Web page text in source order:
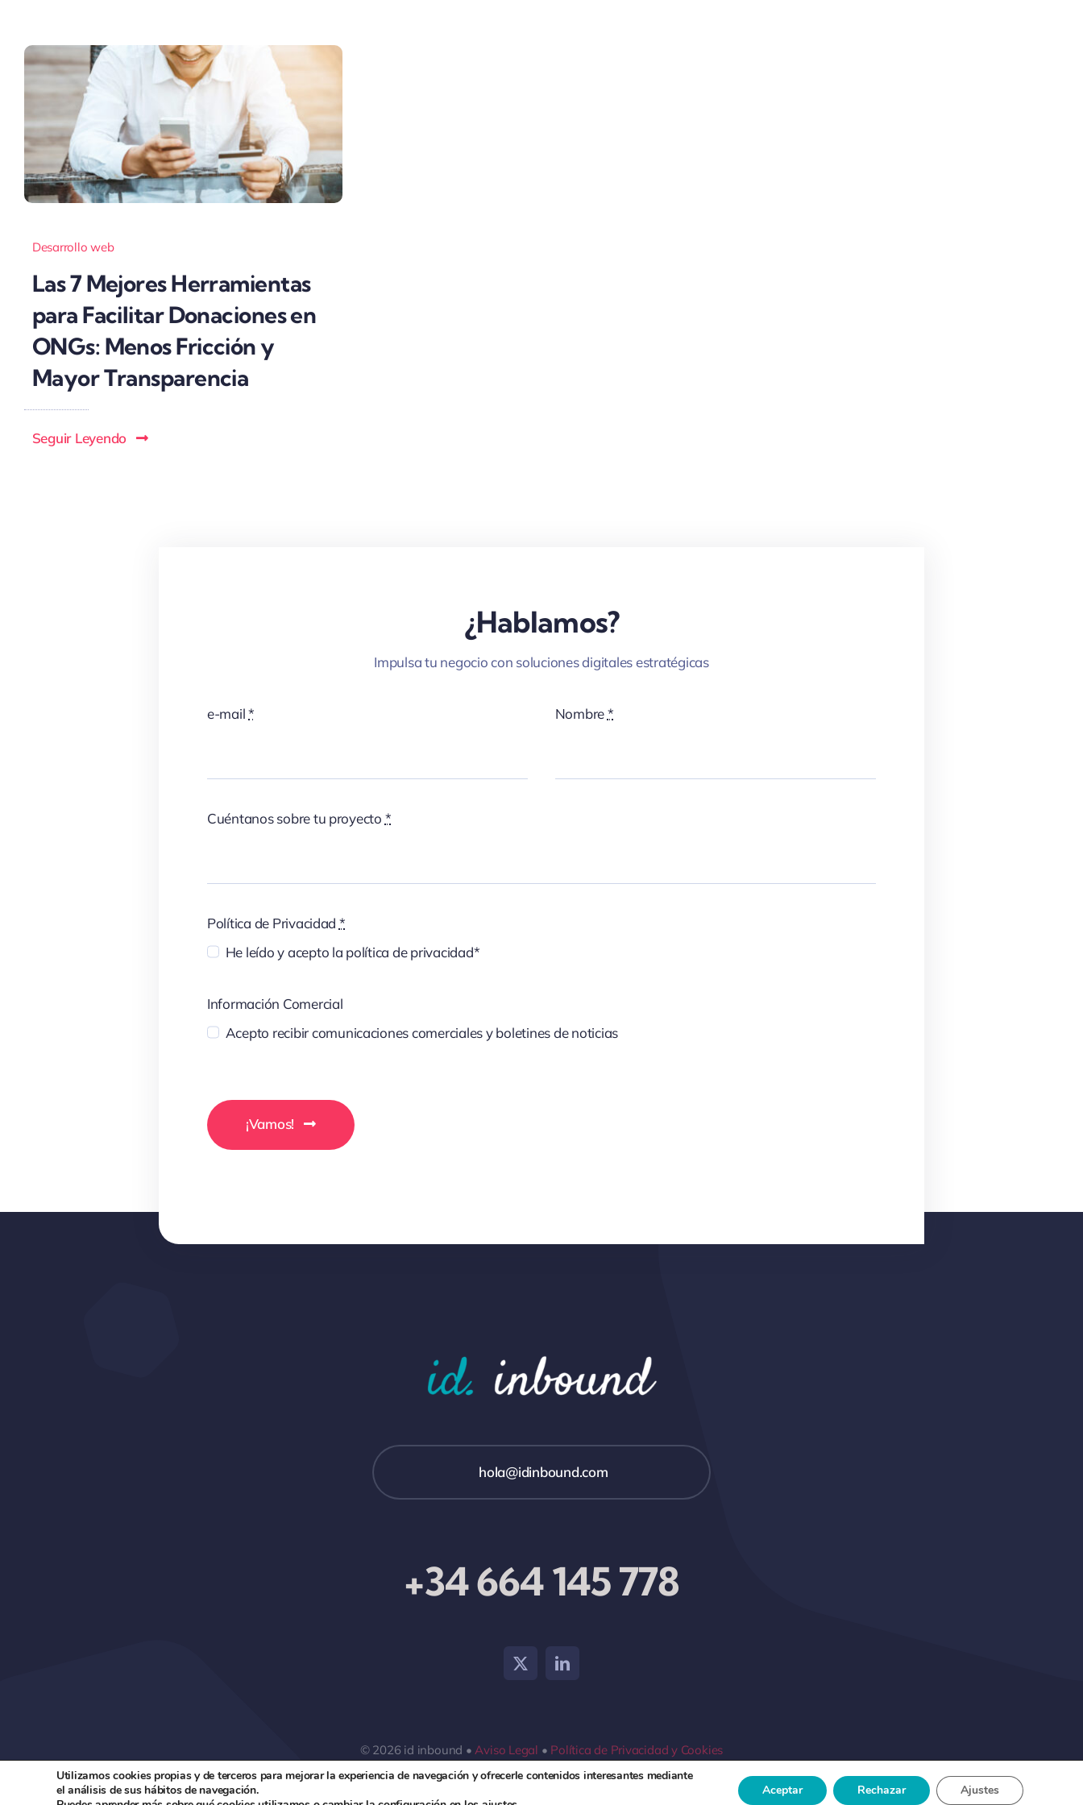
Desarrollo web
Las 7 Mejores Herramientas
para Facilitar Donaciones en
ONGs: Menos Fricción y
Mayor Transparencia
Seguir Leyendo
¿Hablamos?
Impulsa tu negocio con soluciones digitales estratégicas
e-mail* Nombre*
Cuéntanos sobre tu proyecto *
Política de Privacidad *
He leído y acepto la política de privacidad*
Información Comercial
Acepto recibir comunicaciones comerciales y boletines de noticias
¡Vamos!
hola@idinbound.com
+34 664 145 778
© 2026 id inbound • Aviso Legal • Política de Privacidad y Cookies
Utilizamos cookies propias y de terceros para mejorar la experiencia de navegación y ofrecerle contenidos interesantes mediante
el análisis de sus hábitos de navegación.
Aceptar Rechazar Ajustes